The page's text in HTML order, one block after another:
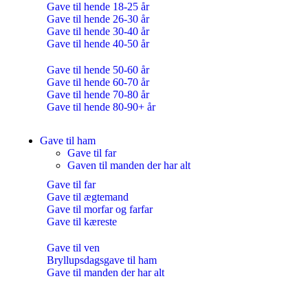
Gave til hende 18-25 år
Gave til hende 26-30 år
Gave til hende 30-40 år
Gave til hende 40-50 år
Gave til hende 50-60 år
Gave til hende 60-70 år
Gave til hende 70-80 år
Gave til hende 80-90+ år
Gave til ham
Gave til far
Gaven til manden der har alt
Gave til far
Gave til ægtemand
Gave til morfar og farfar
Gave til kæreste
Gave til ven
Bryllupsdagsgave til ham
Gave til manden der har alt